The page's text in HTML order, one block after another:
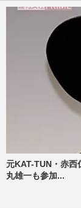
元KAT-TUN・赤西
丸雄一も参加...